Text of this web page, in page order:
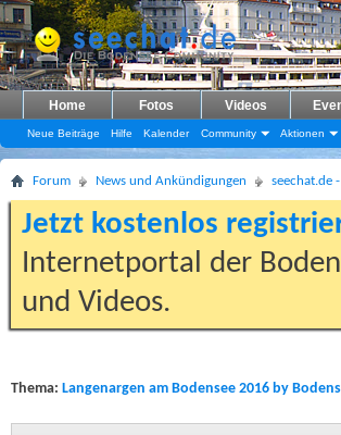
Home Fotos Videos
Neue Beiträge Hilfe Kalender Community Aktionen
Forum News und Ankündigungen seechat.de
Jetzt kostenlos
Internetportal der
und Videos.
Thema: Langenargen am Bodensee 2016 by